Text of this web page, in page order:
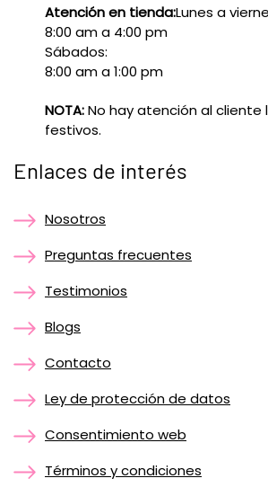
Atención en tienda:Lunes a
8:00 am a 4:00 pm
Sábados:
8:00 am a 1:00 pm
NOTA:No hay atención al cliente
festivos.
Enlaces de interés
Nosotros
Preguntas frecuentes
Testimonios
Blogs
Contacto
Ley de protección de datos
Consentimiento web
Términos y condiciones